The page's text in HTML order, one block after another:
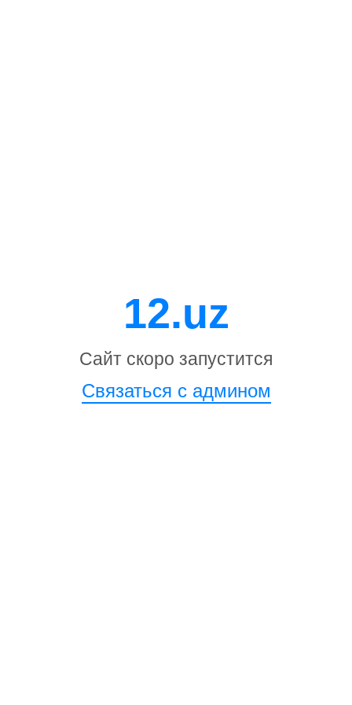
12.uz
Сайт скоро запустится
Связаться с админом